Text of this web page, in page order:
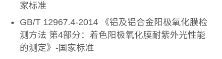
家标准
GB/T 12967.4-2014 《铝及铝合金阳极氧化膜检
测方法 第4部分：着色阳极氧化膜耐紫外光性能
的测定》-国家标准